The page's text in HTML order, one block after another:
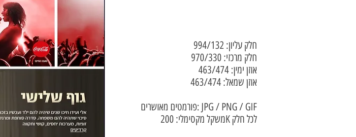
חלק עליון: 994/132
חלק מרכזי: 970/330
אוזן ימין: 463/474
אוזן שמאל: 463/474
פורמטים מאושרים: JPG / PNG / GIF
משקל מקסימלי: 200K לכל חלק